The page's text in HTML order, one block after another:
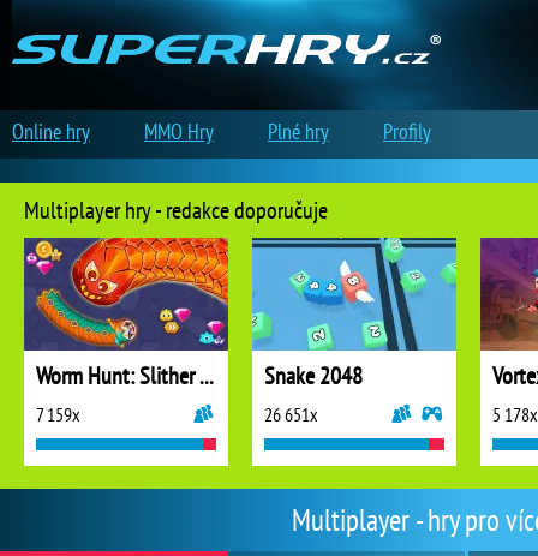
Multiplayer - hry pro
Multiplayer hry - redakce doporučuje
Worm Hunt: Slither Snake
7 159x
Snake 2048
26 651x 5 178x
Online hry MMO Hry Plné hry Profily